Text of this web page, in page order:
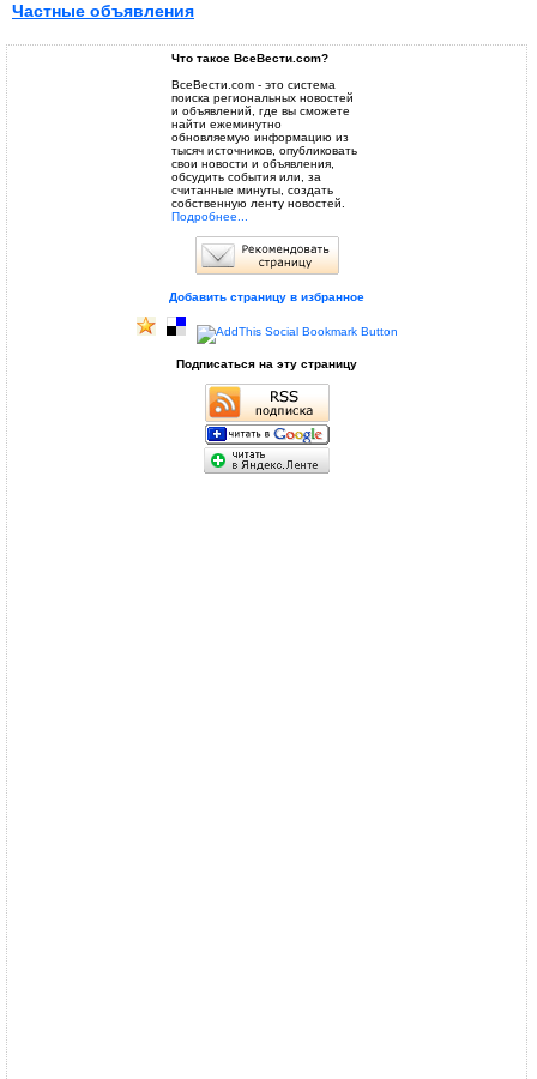
Частные объявления
Что такое ВсеВести.com?
ВсеВести.com - это система
поиска региональных новостей
и объявлений, где вы сможете
найти ежеминутно
обновляемую информацию из
тысяч источников, опубликовать
свои новости и объявления,
обсудить события или, за
считанные минуты, создать
собственную ленту новостей.
Подробнее...
Добавить страницу в избранное
Подписаться на эту страницу